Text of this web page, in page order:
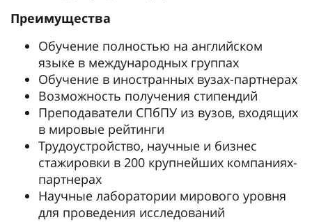
Преимущества
Обучение полностью на английском
языке в международных группах
Обучение в иностранных вузах-партнерах
Возможность получения стипендий
Преподаватели СПбПУ из вузов, входящих
в мировые рейтинги
Трудоустройство, научные и бизнес
стажировки в 200 крупнейших компаниях-
партнерах
Научные лаборатории мирового уровня
для проведения исследований